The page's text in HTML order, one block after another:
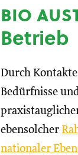
bio
Betrieb
Durch
Bedürfnisse
ebensolcher
nationaler